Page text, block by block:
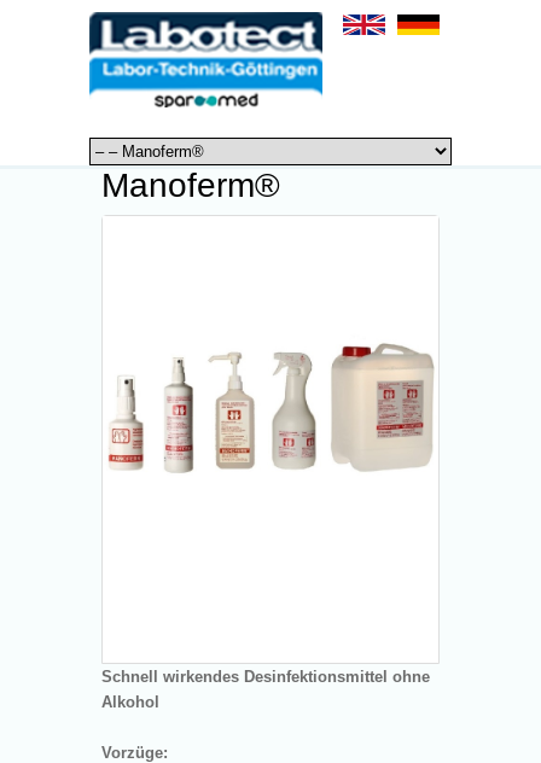
Manoferm®
Schnell wirkendes Desinfektionsmittel ohne
Alkohol
Vorzüge: